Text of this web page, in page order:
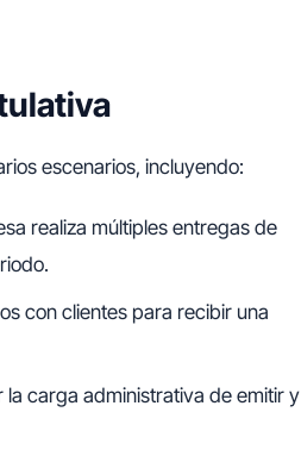
escenarios, incluyendo:
realiza múltiples entregas de
con clientes para recibir una
la carga administrativa de emitir y